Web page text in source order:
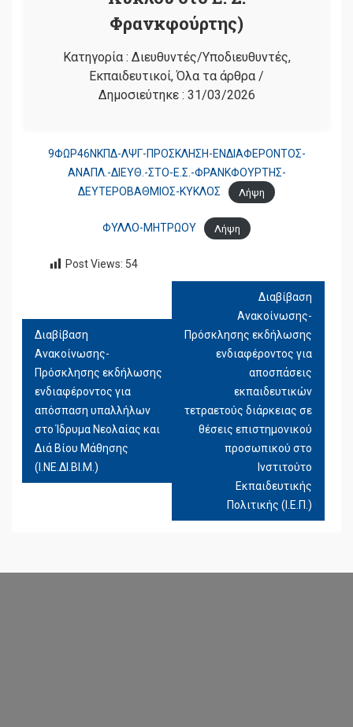
Φρανκφούρτης)
Κατηγορία : Διευθυντές/Υποδιευθυντές,
Εκπαιδευτικοί,Όλα τα άρθρα /
Δημοσιεύτηκε : 31/03/2026
9ΦΩΡ46ΝΚΠΔ-ΛΨΓ-ΠΡΟΣΚΛΗΣΗ-ΕΝΔΙΑΦΕΡΟΝΤΟΣ-
ΑΝΑΠΛ.-ΔΙΕΥΘ.-ΣΤΟ-Ε.Σ.-ΦΡΑΝΚΦΟΥΡΤΗΣ-
ΔΕΥΤΕΡΟΒΑΘΜΙΟΣ-ΚΥΚΛΟΣ
Λήψη
ΦΥΛΛΟ-ΜΗΤΡΩΟΥ Λήψη
Post Views: 54
ΆΡΘΡΩΝ
Διαβίβαση
Ανακοίνωσης-
Πρόσκλησης εκδήλωσης
ενδιαφέροντος για
απόσπαση υπαλλήλων
στο Ίδρυμα Νεολαίας και
Διά Βίου Μάθησης
(Ι.ΝΕ.ΔΙ.ΒΙ.Μ.)
Διαβίβαση
Ανακοίνωσης-
Πρόσκλησης εκδήλωσης
ενδιαφέροντος για
αποσπάσεις
εκπαιδευτικών
τετραετούς διάρκειας σε
θέσεις επιστημονικού
προσωπικού στο
Ινστιτούτο
Εκπαιδευτικής
Πολιτικής (Ι.Ε.Π.)